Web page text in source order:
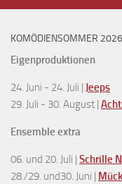
KOMÖDIENSOMMER 2026
Eigenproduktionen
24. Juni - 24. Juli | Jeeps
29. Juli - 30. August |
Ensemble extra
06. und 20. Juli | Schrille
28./29. und30. Juni |